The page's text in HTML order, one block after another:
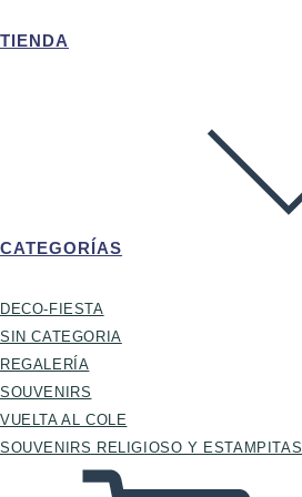
TIENDA
CATEGORÍAS
DECO-FIESTA
SIN CATEGORIA
REGALERÍA
SOUVENIRS
VUELTA AL COLE
SOUVENIRS RELIGIOSO Y ESTAMPITAS